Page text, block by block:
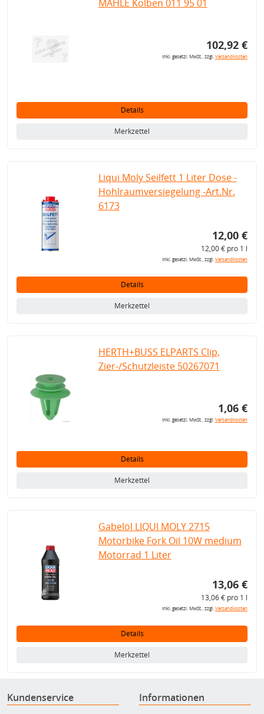
MAHLE Kolben 011 95 01
102,92 €
inkl. gesetzl. MwSt., zzgl.Versandkosten
Details
Merkzettel
Liqui Moly Seilfett 1 Liter Dose -
Hohlraumversiegelung -Art.Nr.
6173
12,00 €
12,00 € pro 1 l
inkl. gesetzl. MwSt., zzgl.Versandkosten
Details
Merkzettel
HERTH+BUSS ELPARTS Clip,
Zier-/Schutzleiste 50267071
1,06 €
inkl. gesetzl. MwSt., zzgl.Versandkosten
Details
Merkzettel
Gabelöl LIQUI MOLY 2715
Motorbike Fork Oil 10W medium
Motorrad 1 Liter
13,06 €
13,06 € pro 1 l
inkl. gesetzl. MwSt., zzgl.Versandkosten
Details
Merkzettel
Kundenservice Informationen